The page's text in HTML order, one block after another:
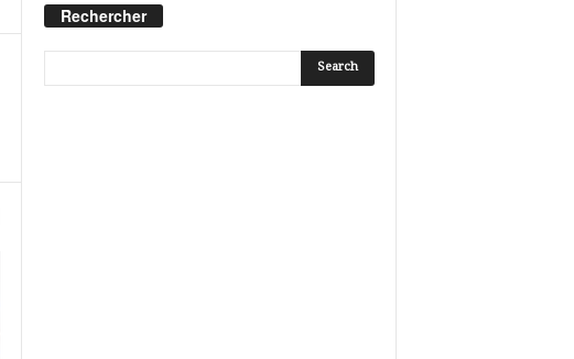
Rechercher